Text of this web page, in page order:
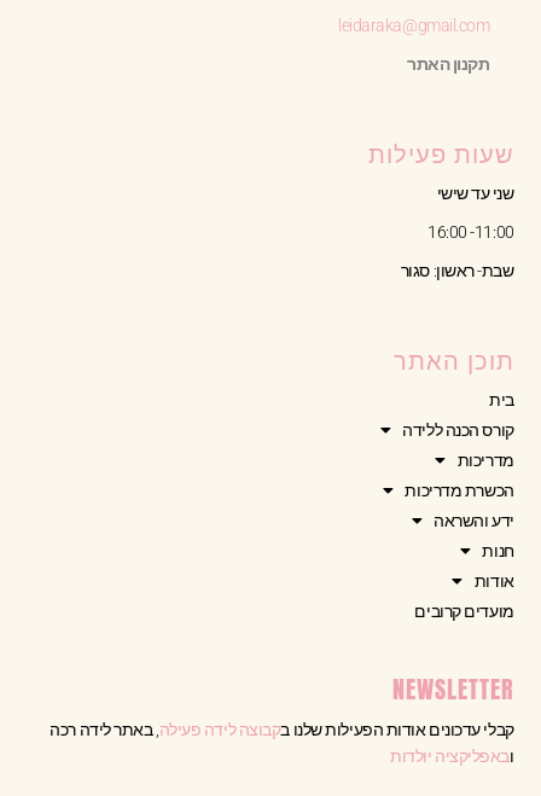
leidaraka@gmail.com
תקנון האתר
שעות פעילות
שני עד שישי
11:00- 16:00
שבת- ראשון: סגור
תוכן האתר
בית
קורס הכנה ללידה
מדריכות
הכשרת מדריכות
ידע והשראה
חנות
אודות
מועדים קרובים
NEWSLETTER
קבלי עדכונים אודות הפעילות שלנו בקבוצה לידה פעילה , באתר לידה רכה
ובאפליקציה יולדות